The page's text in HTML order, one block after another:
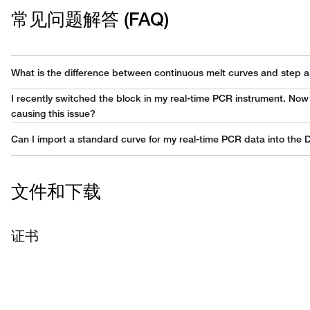
常见问题解答 (FAQ)
What is the difference between continuous melt curves and step
Continuous melt curve:increases the temperature by the ramp
Step and Hold melt curve:
The amount of data collected will depend on the filter(s) selected.
I recently switched the block in my real-time PCR instrument.
causing this issue?
Remove the block from the instrument.
Can I import a standard curve for my real-time PCR data into the
• 7500/7500 Fast Real-Time PCR System
• QuantStudio 1 Real-Time PCR System
文件和下载
证书